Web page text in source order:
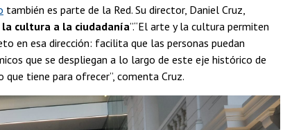
también es parte de la Red. Su director, Daniel Cruz,
cultura a la ciudadanía”.“El arte y la cultura permiten
en esa dirección: facilita que las personas puedan
que se despliegan a lo largo de este eje histórico de
tiene para ofrecer”, comenta Cruz.